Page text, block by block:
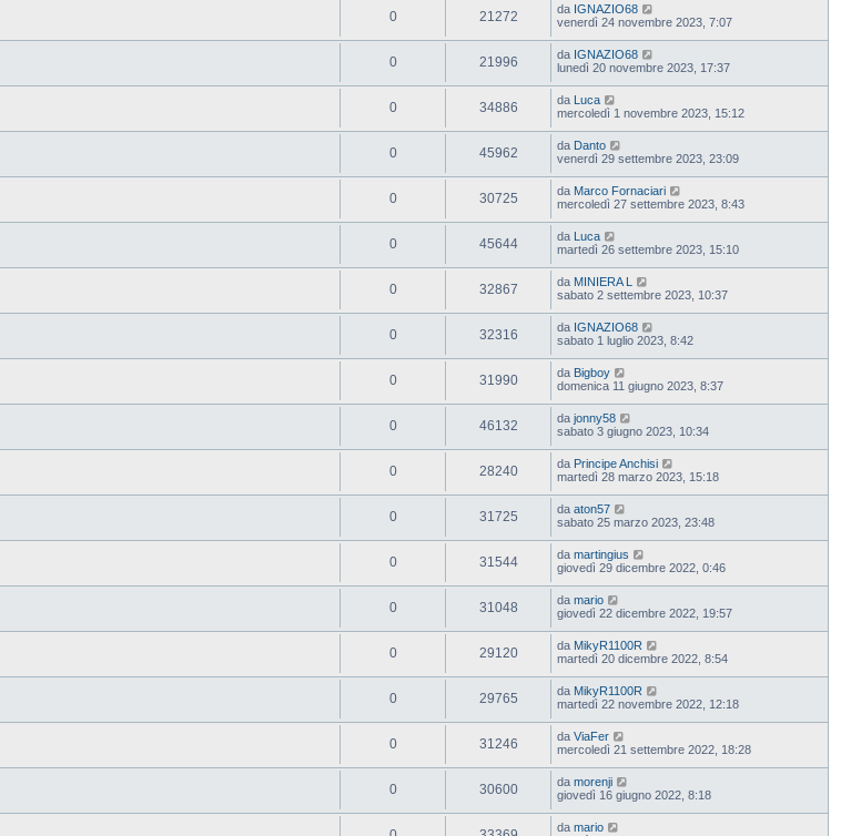
0 21272 da IGNAZIO68
venerdì 24 novembre 2023, 7:07
0 21996 da IGNAZIO68
lunedì 20 novembre 2023, 17:37
0 34886 da Luca
mercoledì 1 novembre 2023, 15:12
0 45962 da Danto
venerdì 29 settembre 2023, 23:09
0 30725 da Marco Fornaciari
mercoledì 27 settembre 2023, 8:43
0 45644 da Luca
martedì 26 settembre 2023, 15:10
0 32867 da MINIERA L
sabato 2 settembre 2023, 10:37
0 32316 da IGNAZIO68
sabato 1 luglio 2023, 8:42
0 31990 da Bigboy
domenica 11 giugno 2023, 8:37
0 46132 da jonny58
sabato 3 giugno 2023, 10:34
0 28240 da Principe Anchisi
martedì 28 marzo 2023, 15:18
0 31725 da aton57
sabato 25 marzo 2023, 23:48
0 31544 da martingius
giovedì 29 dicembre 2022, 0:46
0 31048 da mario
giovedì 22 dicembre 2022, 19:57
0 29120 da MikyR1100R
martedì 20 dicembre 2022, 8:54
0 29765 da MikyR1100R
martedì 22 novembre 2022, 12:18
0 31246 da ViaFer
mercoledì 21 settembre 2022, 18:28
0 30600 da morenji
giovedì 16 giugno 2022, 8:18
da mario